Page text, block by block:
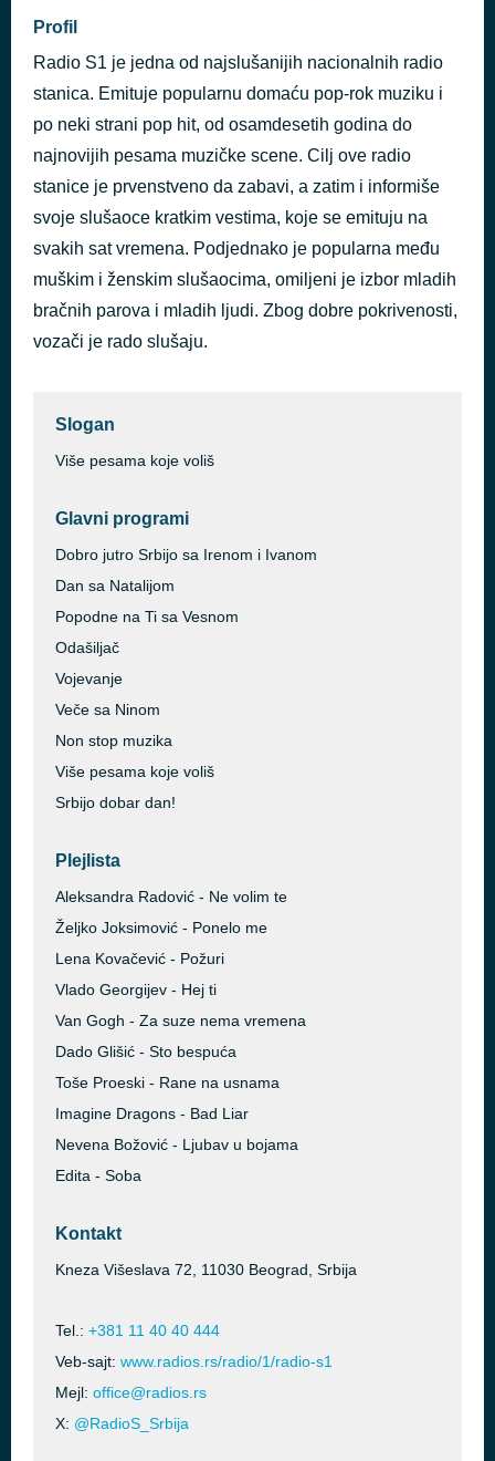
Profil
Radio S1 je jedna od najslušanijih nacionalnih radio
stanica. Emituje popularnu domaću pop-rok muziku i
po neki strani pop hit, od osamdesetih godina do
najnovijih pesama muzičke scene. Cilj ove radio
stanice je prvenstveno da zabavi, a zatim i informiše
svoje slušaoce kratkim vestima, koje se emituju na
svakih sat vremena. Podjednako je popularna među
muškim i ženskim slušaocima, omiljeni je izbor mladih
bračnih parova i mladih ljudi. Zbog dobre pokrivenosti,
vozači je rado slušaju.
Slogan
Više pesama koje voliš
Glavni programi
Dobro jutro Srbijo sa Irenom i Ivanom
Dan sa Natalijom
Popodne na Ti sa Vesnom
Odašiljač
Vojevanje
Veče sa Ninom
Non stop muzika
Više pesama koje voliš
Srbijo dobar dan!
Plejlista
Aleksandra Radović - Ne volim te
Željko Joksimović - Ponelo me
Lena Kovačević - Požuri
Vlado Georgijev - Hej ti
Van Gogh - Za suze nema vremena
Dado Glišić - Sto bespuća
Toše Proeski - Rane na usnama
Imagine Dragons - Bad Liar
Nevena Božović - Ljubav u bojama
Edita - Soba
Kontakt
Kneza Višeslava 72, 11030 Beograd, Srbija
Tel.: +381 11 40 40 444
Veb-sajt: www.radios.rs/radio/1/radio-s1
Mejl: office@radios.rs
X: @RadioS_Srbija